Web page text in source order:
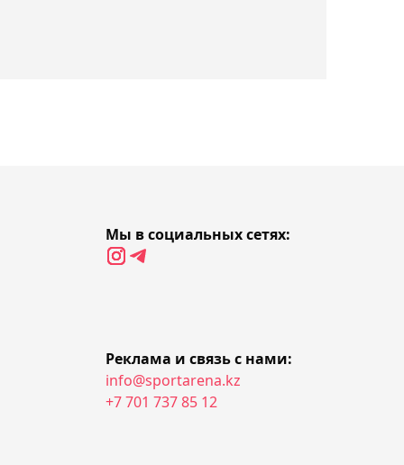
Легенда UFC Кормье
подтвердил отмену боя
Зверев вслед за
07:47, Сегодня
Мы в социальных сетях:
Реклама и связь с нами:
info@sportarena.kz
+7 701 737 85 12